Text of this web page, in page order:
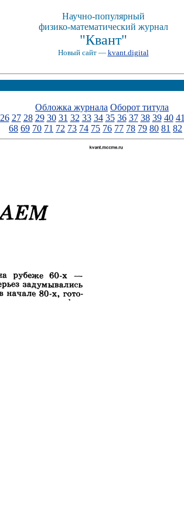
Научно-популярный
физико-математический журнал
"Квант"
Новый сайт — kvant.digital
Обложка журнала Оборот титула
26 27 28 29 30 31 32 33 34 35 36 37 38 39 40 41
68 69 70 71 72 73 74 75 76 77 78 79 80 81 82